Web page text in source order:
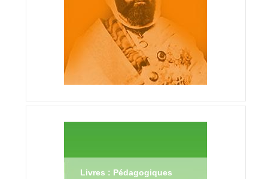
Livres : Pédagogiques